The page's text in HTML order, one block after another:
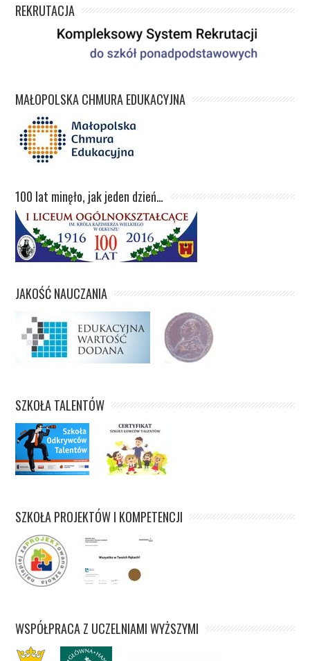
REKRUTACJA
MAŁOPOLSKA CHMURA EDUKACYJNA
100 lat minęło, jak jeden dzień…
JAKOŚĆ NAUCZANIA
SZKOŁA TALENTÓW
SZKOŁA PROJEKTÓW I KOMPETENCJI
WSPÓŁPRACA Z UCZELNIAMI WYŻSZYMI